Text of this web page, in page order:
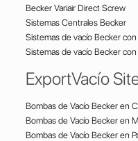
Becker Variair Direct Screw
Sistemas Centrales Becker
Sistemas de vacío Becker
Sistemas de vacío Becker
ExportVacío
Bombas de Vacío Becker en
Bombas de Vacío Becker en
Bombas de Vacío Becker en